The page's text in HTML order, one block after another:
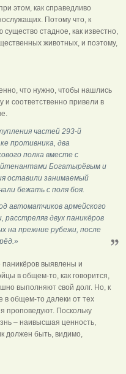
этом, как справедливо
Потому что, к
стадное, как известно,
животных, и поэтому,
что нужно, чтобы нашлись
и соответственно привели в
частей 293-й
противника, два
полка вместе с
Богатырёвым и
оставили занимаемый
бежать с поля боя.
автоматчиков армейского
двух паникёров
на прежние рубежи, после
паникёров выявлены и
в общем-то, как говорится,
выполняют свой долг. Но, к
в общем-то далеки от тех
проповедуют. Поскольку
– наивысшая ценность,
должен быть, видимо,